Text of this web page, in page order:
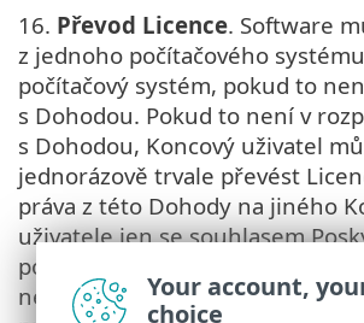
16. Převod Licence. Software
z jednoho počítačového
počítačový systém, pokud to
s Dohodou. Pokud to není v
s Dohodou, Koncový uživatel
jednorázově trvale převést
práva z této Dohody na jiného
uživatele jen se souhlasem
podmínky, že (i) původní
neponechá žádnou kopii
Your account,
choice